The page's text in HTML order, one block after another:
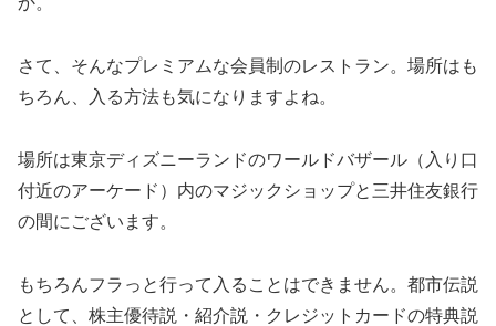
さて、そんなプレミアムな会員制のレストラン。場所はも
ちろん、入る方法も気になりますよね。
場所は東京ディズニーランドのワールドバザール（入り口
付近のアーケード）内のマジックショップと三井住友銀行
の間にございます。
もちろんフラっと行って入ることはできません。都市伝説
として、株主優待説・紹介説・クレジットカードの特典説